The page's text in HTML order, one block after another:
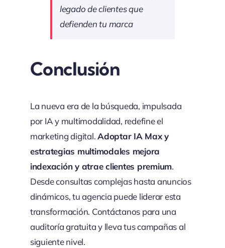
legado de clientes que
defienden tu marca
Conclusión
La nueva era de la búsqueda, impulsada
por IA y multimodalidad, redefine el
marketing digital.Adoptar IA Max y
estrategias multimodales mejora
indexación y atrae clientes premium.
Desde consultas complejas hasta anuncios
dinámicos, tu agencia puede liderar esta
transformación. Contáctanos para una
auditoría gratuita y lleva tus campañas al
siguiente nivel.